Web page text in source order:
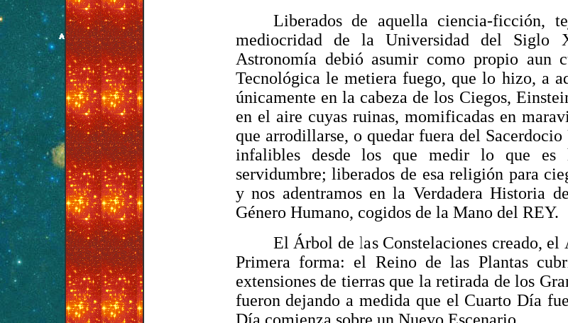
Liberados de aquella ciencia-ficción,
mediocridad de la Universidad del Siglo
Astronomía debió asumir como propio aun
Tecnológica le metiera fuego, que lo hizo, a
únicamente en la cabeza de los Ciegos,
en el aire cuyas ruinas, momificadas en
que arrodillarse, o quedar fuera del
infalibles desde los que medir lo que
servidumbre; liberados de esa religión para
y nos adentramos en la Verdadera Historia
Género Humano, cogidos de la Mano del REY.
El Árbol de las Constelaciones creado,
Primera forma: el Reino de las Plantas
extensiones de tierras que la retirada de los
fueron dejando a medida que el Cuarto Día